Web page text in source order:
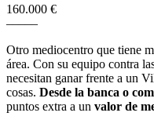
160.000 €
–––––
Otro mediocentro que tiene
área. Con su equipo contra
necesitan ganar frente a un
cosas. Desde la banca o
puntos extra a un valor de